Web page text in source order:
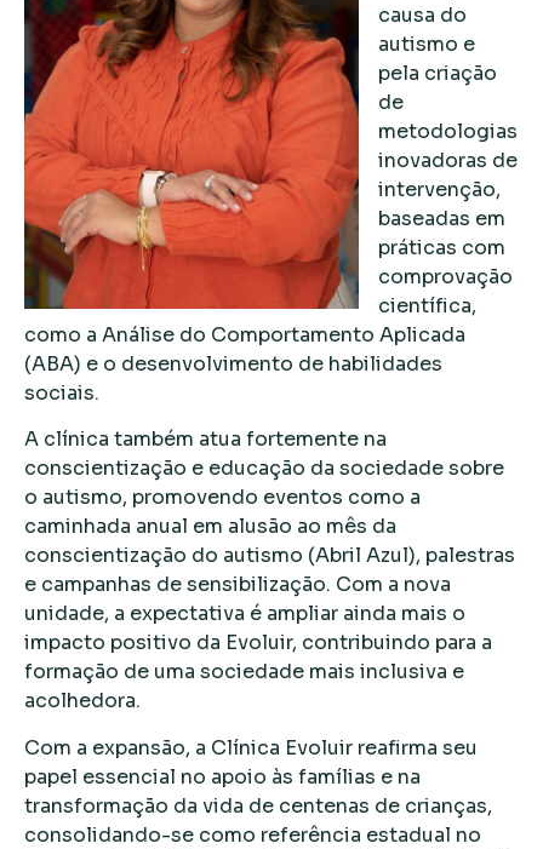
causa do
autismo e
pela criação
de
metodologias
inovadoras de
intervenção,
baseadas em
práticas com
comprovação
científica,
como a Análise do Comportamento Aplicada
(ABA) e o desenvolvimento de habilidades
sociais.
A clínica também atua fortemente na
conscientização e educação da sociedade sobre
o autismo, promovendo eventos como a
caminhada anual em alusão ao mês da
conscientização do autismo (Abril Azul), palestras
e campanhas de sensibilização. Com a nova
unidade, a expectativa é ampliar ainda mais o
impacto positivo da Evoluir, contribuindo para a
formação de uma sociedade mais inclusiva e
acolhedora.
Com a expansão, a Clínica Evoluir reafirma seu
papel essencial no apoio às famílias e na
transformação da vida de centenas de crianças,
consolidando-se como referência estadual no